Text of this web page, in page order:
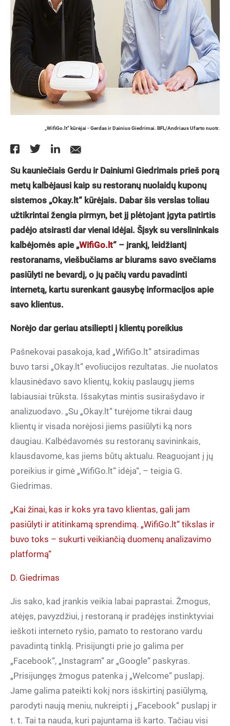
„WifiGo.lt“ kūrėjai - Gerdas ir Dainius Giedrimai. BFL/Andriaus Ufarto nuotr.
Su kauniečiais Gerdu ir Dainiumi Giedrimais prieš porą
metų kalbėjausi kaip su restoranų nuolaidų kuponų
sistemos „Okay.lt“ kūrėjais. Dabar šis verslas toliau
užtikrintai žengia pirmyn, bet jį plėtojant įgyta patirtis
padėjo atsirasti dar vienai idėjai. Šįsyk su verslininkais
kalbėjomės apie „WifiGo.lt“ – įrankį, leidžiantį
restoranams, viešbučiams ar biurams savo svečiams
pasiūlyti ne bevardį, o jų pačių vardu pavadinti
internetą, kartu surenkant gausybę informacijos apie
savo klientus.
Norėjo dar geriau atsiliepti į klientų poreikius
Pašnekovai pasakoja, kad „WifiGo.lt“ atsiradimas
buvo tarsi „Okay.lt“ evoliucijos rezultatas. Jie nuolatos
klausinėdavo savo klientų, kokių paslaugų jiems
labiausiai trūksta. Išsakytas mintis susirašydavo ir
analizuodavo. „Su „Okay.lt“ turėjome tikrai daug
klientų ir visada norėjosi jiems pasiūlyti ką nors
daugiau. Kalbėdavomės su restoranų savininkais,
klausdavome, kas jiems būtų aktualu. Reaguojant į jų
poreikius ir gimė „WifiGo.lt“ idėja“, – teigia G.
Giedrimas.
„Kai žinai, kas ir koks yra tavo klientas, gali jam
pasiūlyti ir atitinkamą sprendimą. „WifiGo.lt“ tikslas ir
buvo toks – sukurti veikiančią duomenų analizavimo
platformą“
D. Giedrimas
Jis sako, kad įrankis veikia labai paprastai. Žmogus,
atėjęs, pavyzdžiui, į restoraną ir pradėjęs instinktyviai
ieškoti interneto ryšio, pamato to restorano vardu
pavadintą tinklą. Prisijungti prie jo galima per
„Facebook“, „Instagram“ ar „Google“ paskyras.
„Prisijungęs žmogus patenka į „Welcome“ puslapį.
Jame galima pateikti kokį nors išskirtinį pasiūlymą,
parodyti naują meniu, nukreipti į „Facebook“ puslapį ir
t. t. Tai ta nauda, kuri pajuntama iš karto. Tačiau visi